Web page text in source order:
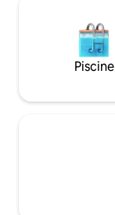
Piscine